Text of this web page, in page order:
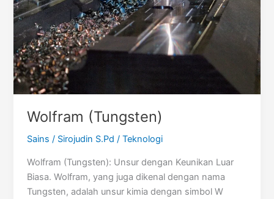
Wolfram (Tungsten)
Sains / Sirojudin S.Pd/Teknologi
Wolfram (Tungsten): Unsur dengan Keunikan Luar
Biasa. Wolfram, yang juga dikenal dengan nama
Tungsten, adalah unsur kimia dengan simbol W